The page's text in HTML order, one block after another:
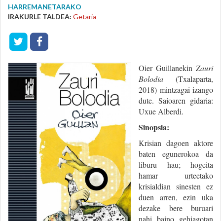
HARREMANETARAKO
IRAKURLE TALDEA: Getaria
Oier Guillanekin Zauri
Bolodia (Txalaparta,
2018) mintzagai izango
dute. Saioaren gidaria:
Uxue Alberdi.
Sinopsia:
Krisian dagoen aktore
baten egunerokoa da
liburu hau; hogeita
hamar urteetako
krisialdian sinesten ez
duen arren, ezin uka
dezake bere buruari
nahi baino gehiagotan